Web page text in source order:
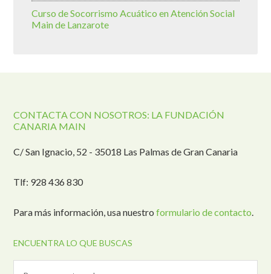
Curso de Socorrismo Acuático en Atención Social
Main de Lanzarote
CONTACTA CON NOSOTROS: LA FUNDACIÓN
CANARIA MAIN
C/ San Ignacio, 52 - 35018 Las Palmas de Gran Canaria
Tlf: 928 436 830
Para más información, usa nuestroformulario de contacto
ENCUENTRA LO QUE BUSCAS